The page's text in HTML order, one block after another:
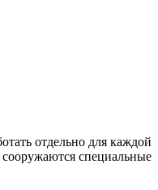
отдельно для каждой
специальные